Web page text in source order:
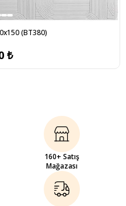
(BT380)
₺
160+ Satış
Mağazası